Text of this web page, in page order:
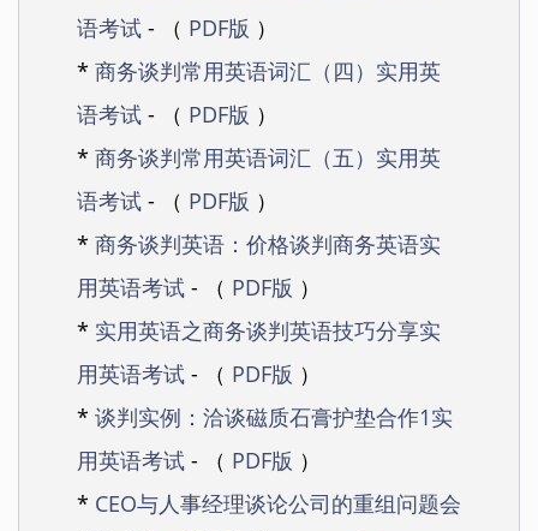
语考试 - （ PDF版 ）
* 商务谈判常用英语词汇（四）实用英
语考试 - （ PDF版 ）
* 商务谈判常用英语词汇（五）实用英
语考试 - （ PDF版 ）
* 商务谈判英语：价格谈判商务英语实
用英语考试 - （ PDF版 ）
* 实用英语之商务谈判英语技巧分享实
用英语考试 - （ PDF版 ）
* 谈判实例：洽谈磁质石膏护垫合作1实
用英语考试 - （ PDF版 ）
* CEO与人事经理谈论公司的重组问题会